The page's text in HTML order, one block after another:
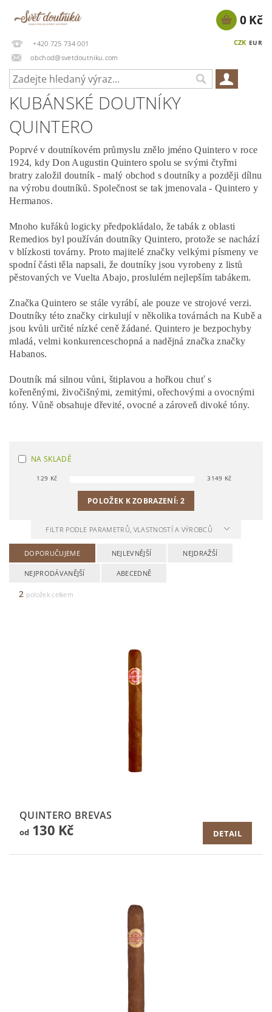
+420 725 734 001
obchod@svetdoutniku.com
CZK EUR
0 Kč
KUBÁNSKÉ DOUTNÍKY
QUINTERO
Poprvé v doutníkovém průmyslu znělo jméno Quintero v roce
1924, kdy Don Augustin Quintero spolu se svými čtyřmi
bratry založil doutník - malý obchod s doutníky a později dílnu
na výrobu doutníků. Společnost se tak jmenovala - Quintero y
Hermanos.
Mnoho kuřáků logicky předpokládalo, že tabák z oblasti
Remedios byl používán doutníky Quintero, protože se nachází
v blízkosti továrny. Proto majitelé značky velkými písmeny ve
spodní části těla napsali, že doutníky jsou vyrobeny z listů
pěstovaných ve Vuelta Abajo, proslulém nejlepším tabákem.
Značka Quintero se stále vyrábí, ale pouze ve strojové verzi.
Doutníky této značky cirkulují v několika továrnách na Kubě a
jsou kvůli určité nízké ceně žádané. Quintero je bezpochyby
mladá, velmi konkurenceschopná a nadějná značka značky
Habanos.
Doutník má silnou vůni, štiplavou a hořkou chuť s
kořeněnými, živočišnými, zemitými, ořechovými a ovocnými
tóny. Vůně obsahuje dřevité, ovocné a zároveň divoké tóny.
NA SKLADĚ
129 Kč 3149 Kč
POLOŽEK K ZOBRAZENÍ: 2
FILTR PODLE PARAMETRŮ, VLASTNOSTÍ A VÝROBCŮ
DOPORUČUJEME NEJLEVNĚJŠÍ NEJDRAŽŠÍ
NEJPRODÁVANĚJŠÍ ABECEDNĚ
2 položek celkem
QUINTERO BREVAS
od130 Kč DETAIL